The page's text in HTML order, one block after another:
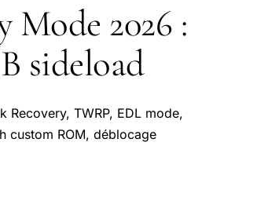
2026 :
sideload
TWRP, EDL mode,
custom ROM, déblocage